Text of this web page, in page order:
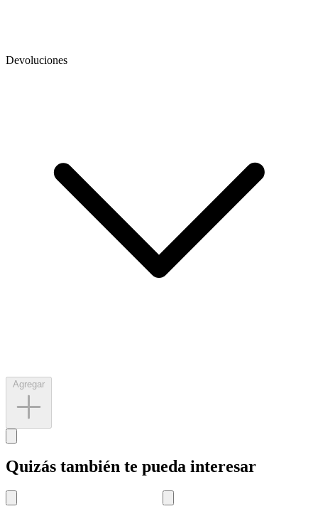
Devoluciones
Quizás también te pueda interesar